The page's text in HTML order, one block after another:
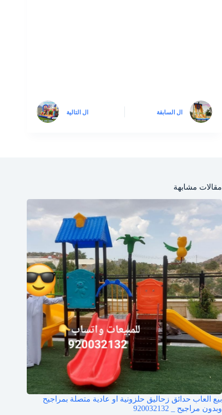
ال السابقة ال التالية
مقالات مشابهة
بيع العاب حدائق زحاليق حلزونية او عادية متصلة بمراجيح
وبدون مراجيح _ 920032132